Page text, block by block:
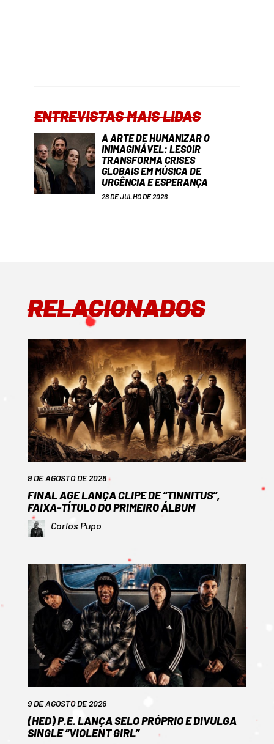
ENTREVISTAS MAIS LIDAS
A ARTE DE HUMANIZAR O
INIMAGINÁVEL: LESOIR
TRANSFORMA CRISES
GLOBAIS EM MÚSICA DE
URGÊNCIA E ESPERANÇA
28 DE JULHO DE 2026
RELACIONADOS
9 DE AGOSTO DE 2026
FINAL AGE LANÇA CLIPE DE “TINNITUS”,
FAIXA-TÍTULO DO PRIMEIRO ÁLBUM
Carlos Pupo
9 DE AGOSTO DE 2026
(HED) P.E. LANÇA SELO PRÓPRIO E DIVULGA
SINGLE “VIOLENT GIRL”